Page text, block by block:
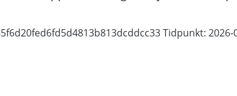
Tidpunkt: 2026-